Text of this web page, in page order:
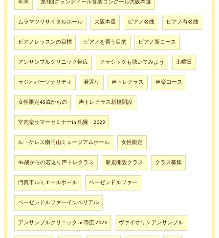
年末 第3回グランディール音楽コンクール大阪本選
ムラマツリサイタルホール 大阪本選 ピアノ名曲 ピアノ有名曲
ピアノレッスンの目標 ピアノを習う目的 ピアノ新コース
アンサンブルクリニック帯広 クラシックも聴いてみよう 土曜日
ラジオパーソナリティ 若返り 声トレクラス 声楽コース
女性限定45歳からの 声トレクラス新規開設
室内楽サマーセミナーin 札幌 2023
ル・ケレス南円山ミュージアムホール 女性限定
45歳からの若返り声トレクラス 新規開設クラス クラス募集
門真市ルミエールホール ベーゼンドルファー
ベーゼンドルファーインペリアル
アンサンブルクリニック in 帯広 2023 ヴァイオリンアンサンブル